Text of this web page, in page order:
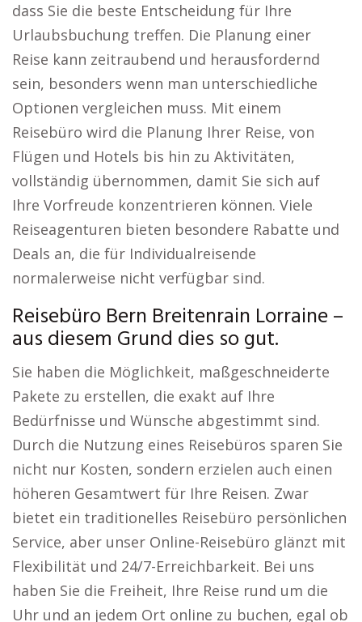
dass Sie die beste Entscheidung für Ihre
Urlaubsbuchung treffen. Die Planung einer
Reise kann zeitraubend und herausfordernd
sein, besonders wenn man unterschiedliche
Optionen vergleichen muss. Mit einem
Reisebüro wird die Planung Ihrer Reise, von
Flügen und Hotels bis hin zu Aktivitäten,
vollständig übernommen, damit Sie sich auf
Ihre Vorfreude konzentrieren können. Viele
Reiseagenturen bieten besondere Rabatte und
Deals an, die für Individualreisende
normalerweise nicht verfügbar sind.
Reisebüro Bern Breitenrain Lorraine –
aus diesem Grund dies so gut.
Sie haben die Möglichkeit, maßgeschneiderte
Pakete zu erstellen, die exakt auf Ihre
Bedürfnisse und Wünsche abgestimmt sind.
Durch die Nutzung eines Reisebüros sparen Sie
nicht nur Kosten, sondern erzielen auch einen
höheren Gesamtwert für Ihre Reisen. Zwar
bietet ein traditionelles Reisebüro persönlichen
Service, aber unser Online-Reisebüro glänzt mit
Flexibilität und 24/7-Erreichbarkeit. Bei uns
haben Sie die Freiheit, Ihre Reise rund um die
Uhr und an jedem Ort online zu buchen, egal ob